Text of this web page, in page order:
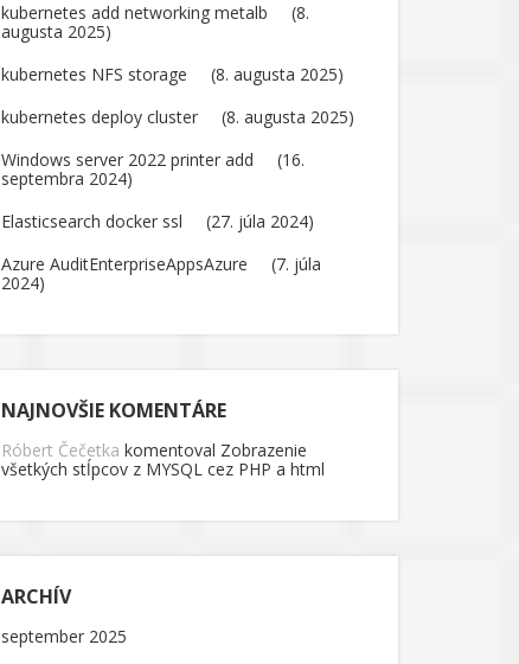
kubernetes add networking metalb
8.
augusta 2025
kubernetes NFS storage
8. augusta 2025
kubernetes deploy cluster
8. augusta 2025
Windows server 2022 printer add
16.
septembra 2024
Elasticsearch docker ssl
27. júla 2024
Azure AuditEnterpriseAppsAzure
7. júla
2024
NAJNOVŠIE KOMENTÁRE
Róbert Čečetka komentoval Zobrazenie
všetkých stĺpcov z MYSQL cez PHP a html
ARCHÍV
september 2025